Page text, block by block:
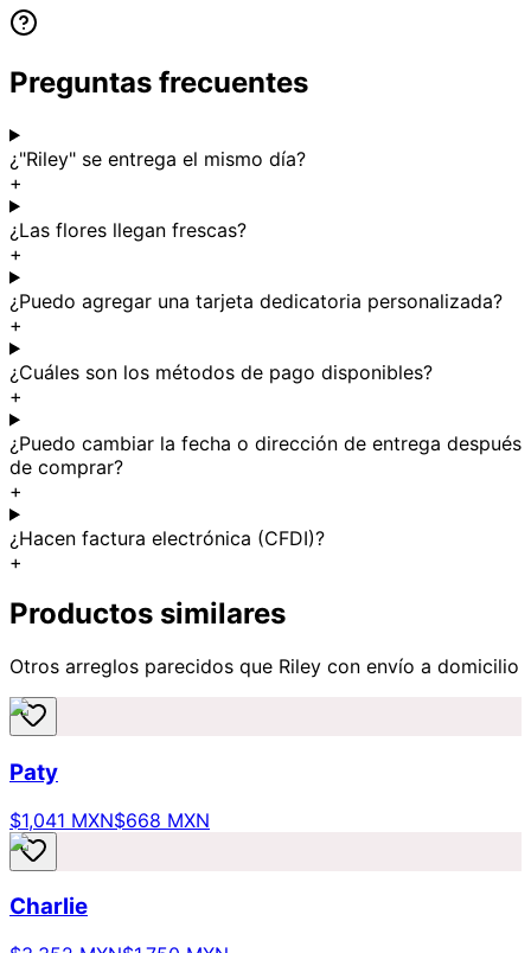
Preguntas frecuentes
¿"Riley" se entrega el mismo día?
+
¿Las flores llegan frescas?
+
¿Puedo agregar una tarjeta dedicatoria personalizada?
+
¿Cuáles son los métodos de pago disponibles?
+
¿Puedo cambiar la fecha o dirección de entrega después
de comprar?
+
¿Hacen factura electrónica (CFDI)?
+
Productos similares
Otros arreglos parecidos que Riley con envío a domicilio
Paty
$1,041 MXN$668 MXN
Charlie